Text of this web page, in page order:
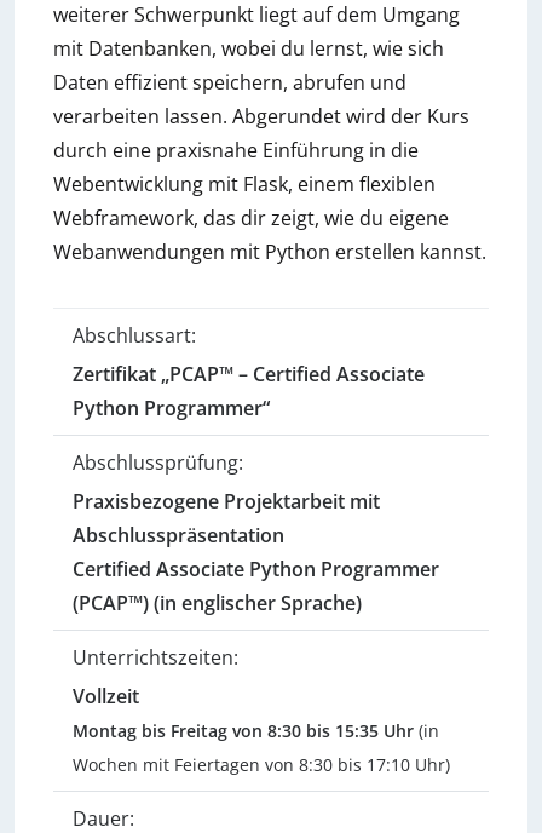
weiterer Schwerpunkt liegt auf dem Umgang
mit Datenbanken, wobei du lernst, wie sich
Daten effizient speichern, abrufen und
verarbeiten lassen. Abgerundet wird der Kurs
durch eine praxisnahe Einführung in die
Webentwicklung mit Flask, einem flexiblen
Webframework, das dir zeigt, wie du eigene
Webanwendungen mit Python erstellen kannst.
Abschlussart:
Zertifikat „PCAP™ – Certified Associate
Python Programmer“
Abschlussprüfung:
Praxisbezogene Projektarbeit mit
Abschlusspräsentation
Certified Associate Python Programmer
(PCAP™) (in englischer Sprache)
Unterrichtszeiten:
Vollzeit
Montag bis Freitag von 8:30 bis 15:35 Uhr (in
Wochen mit Feiertagen von 8:30 bis 17:10 Uhr)
Dauer: